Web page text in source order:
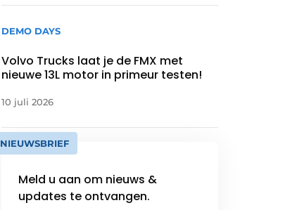
DEMO DAYS
Volvo Trucks laat je de FMX met
nieuwe 13L motor in primeur testen!
10 juli 2026
NIEUWSBRIEF
Meld u aan om nieuws &
updates te ontvangen.